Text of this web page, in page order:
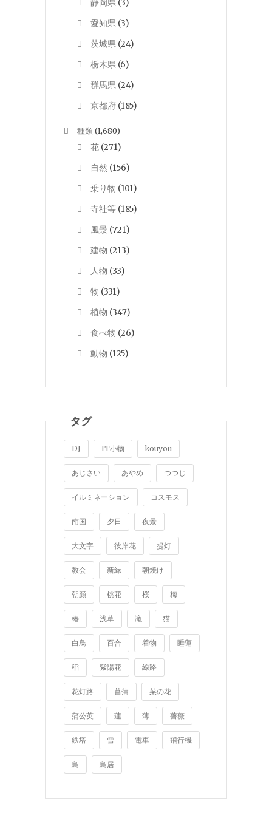
静岡県 (3)
愛知県 (3)
茨城県 (24)
栃木県 (6)
群馬県 (24)
京都府 (185)
種類(1,680)
花 (271)
自然 (156)
乗り物 (101)
寺社等 (185)
風景 (721)
建物 (213)
人物 (33)
物 (331)
植物 (347)
食べ物 (26)
動物 (125)
タグ
DJ IT小物 kouyou
あじさい あやめ つつじ
イルミネーション コスモス
南国 夕日 夜景
大文字 彼岸花 提灯
教会 新緑 朝焼け
朝顔 桃花 桜 梅
椿 浅草 滝 猫
白鳥 百合 着物 睡蓮
稲 紫陽花 線路
花灯路 菖蒲 菜の花
蒲公英 蓮 薄 薔薇
鉄塔 雪 電車 飛行機
鳥 鳥居